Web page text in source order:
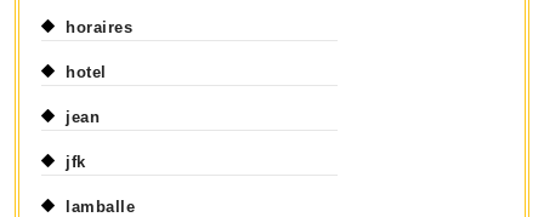
horaires
hotel
jean
jfk
lamballe